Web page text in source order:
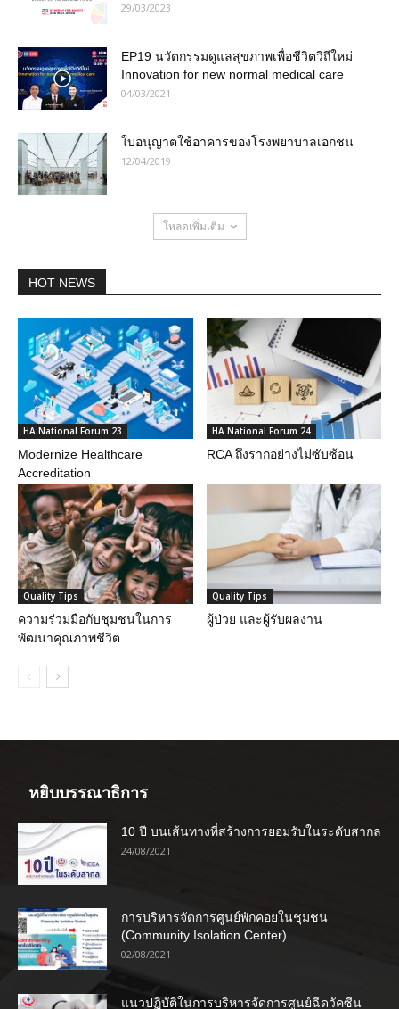
29/03/2023
EP19 นวัตกรรมดูแลสุขภาพเพื่อชีวิตวิถีใหม่
Innovation for new normal medical care
04/03/2021
ใบอนุญาตใช้อาคารของโรงพยาบาลเอกชน
12/04/2019
โหลดเพิ่มเติม
HOT NEWS
HA National Forum 23
Modernize Healthcare
Accreditation
HA National Forum 24
RCA ถึงรากอย่างไม่ซับซ้อน
Quality Tips
ความร่วมมือกับชุมชนในการ
พัฒนาคุณภาพชีวิต
Quality Tips
ผู้ป่วย และผู้รับผลงาน
หยิบบรรณาธิการ
10 ปี บนเส้นทางที่สร้างการยอมรับในระดับสากล
24/08/2021
การบริหารจัดการศูนย์พักคอยในชุมชน
(Community Isolation Center)
02/08/2021
แนวปฏิบัติในการบริหารจัดการศูนย์ฉีดวัคซีน